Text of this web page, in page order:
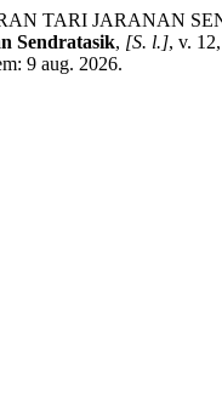
TARI JARANAN
Sendratasik, [S. l.], v.
9 aug. 2026.